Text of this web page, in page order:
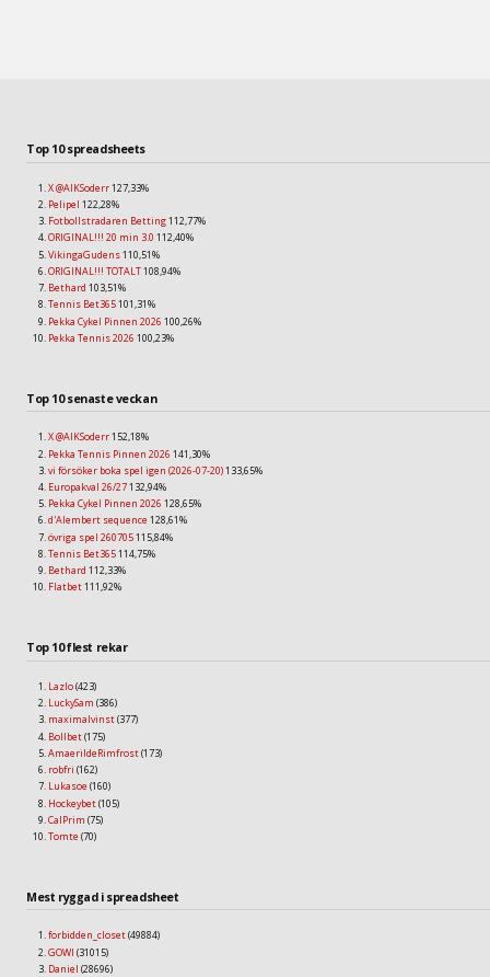
Top 10 spreadsheets
X @AIKSoderr127,33%
Pelipel 122,28%
Fotbollstradaren Betting112,77%
ORIGINAL!!! 20 min 3.0 112,40%
VikingaGudens110,51%
ORIGINAL!!! TOTALT108,94%
Bethard 103,51%
Tennis Bet365101,31%
Pekka Cykel Pinnen 2026 100,26%
Pekka Tennis 2026 100,23%
Top 10 senaste veckan
X @AIKSoderr152,18%
Pekka Tennis Pinnen 2026 141,30%
vi försöker boka spel igen (2026-07-20)133,65%
Europakval 26/27132,94%
Pekka Cykel Pinnen 2026 128,65%
d'Alembert sequence128,61%
övriga spel 260705115,84%
Tennis Bet365114,75%
Bethard 112,33%
Flatbet111,92%
Top 10 flest rekar
Lazlo(423)
LuckySam (386)
maximalvinst(377)
Bollbet(175)
AmaerildeRimfrost(173)
robfri (162)
Lukasoe (160)
Hockeybet(105)
CalPrim (75)
Tomte (70)
Mest ryggad i spreadsheet
forbidden_closet(49884)
GOWI (31015)
Daniel (28696)